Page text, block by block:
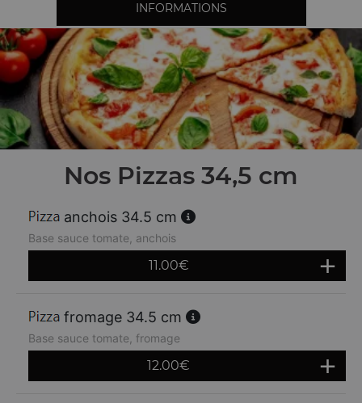
INFORMATIONS
Nos Pizzas 34,5 cm
anchois 34.5 cm
Base sauce tomate, anchois
11.00€
fromage 34.5 cm
Base sauce tomate, fromage
12.00€